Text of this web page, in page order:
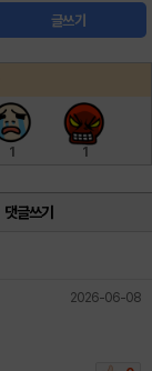
글쓰기
1 1
댓글쓰기
2026-06-08